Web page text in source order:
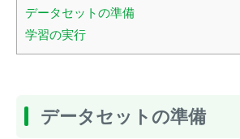
データセットの準備
学習の実行
データセットの準備